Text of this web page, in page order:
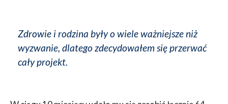
Zdrowie i rodzina były o wiele ważniejsze niż
wyzwanie, dlatego zdecydowałem się przerwać
cały projekt.